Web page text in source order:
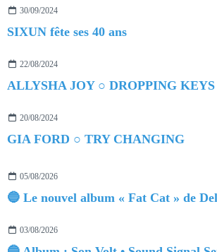
30/09/2024
SIXUN fête ses 40 ans
22/08/2024
ALLYSHA JOY ○ DROPPING KEYS
20/08/2024
GIA FORD ○ TRY CHANGING
05/08/2026
03/08/2026